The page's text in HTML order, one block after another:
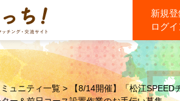
新規
ログ
ュニティ一覧> 【8/14開催】「松江SPEED